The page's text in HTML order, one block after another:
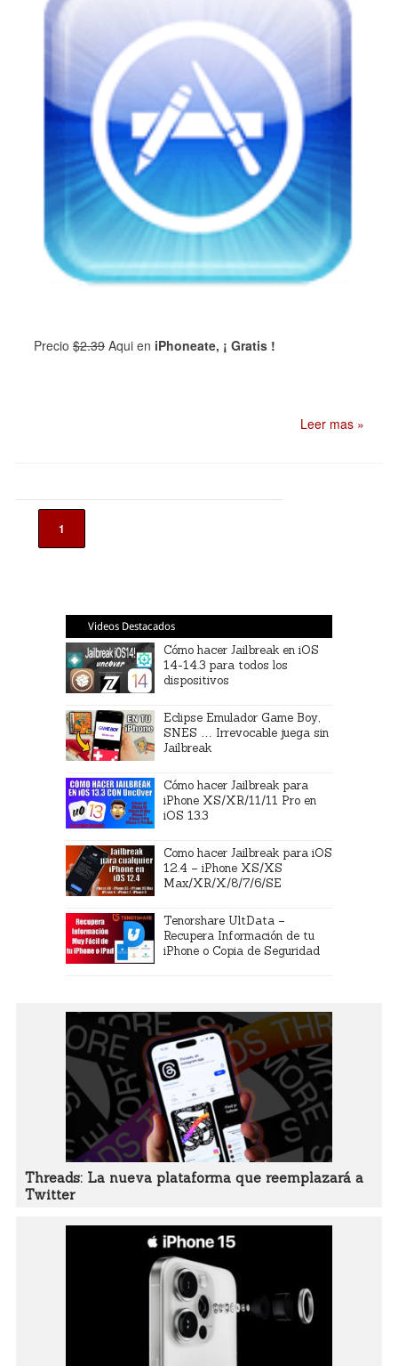
Precio $2.39 Aqui en iPhoneate, ¡ Gratis !
Leer mas »
1
Videos Destacados
Cómo hacer Jailbreak en iOS
14-14.3 para todos los
dispositivos
Eclipse Emulador Game Boy,
SNES … Irrevocable juega sin
Jailbreak
Cómo hacer Jailbreak para
iPhone XS/XR/11/11 Pro en
iOS 13.3
Como hacer Jailbreak para iOS
12.4 – iPhone XS/XS
Max/XR/X/8/7/6/SE
Tenorshare UltData –
Recupera Información de tu
iPhone o Copia de Seguridad
Threads: La nueva plataforma que reemplazará a
Twitter